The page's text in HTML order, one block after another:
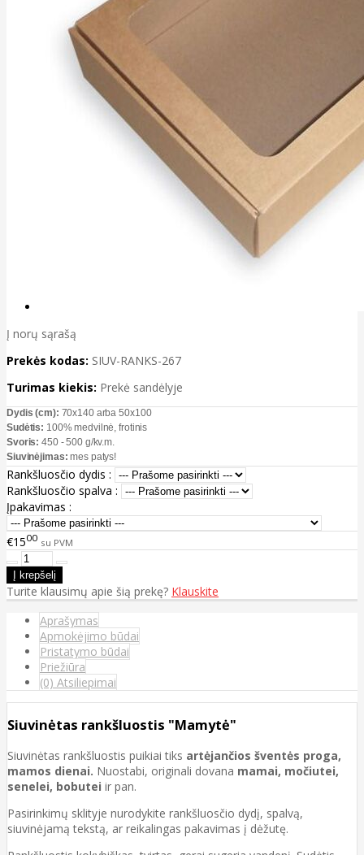
Į norų sąrašą
Prekės kodas: SIUV-RANKS-267
Turimas kiekis: Prekė sandėlyje
Dydis (cm): 70x140 arba 50x100
Sudėtis: 100% medvilnė, frotinis
Svoris: 450 - 500 g/kv.m.
Siuvinėjimas: mes patys!
Rankšluosčio dydis :
Rankšluosčio spalva :
Įpakavimas :
€1500 su PVM
Turite klausimų apie šią prekę? Klauskite
Aprašymas
Apmokėjimo būdai
Pristatymo būdai
Priežiūra
(0) Atsiliepimai
Siuvinėtas rankšluostis "Mamytė"
Siuvinėtas rankšluostis puikiai tiks artėjančios šventės proga,
mamos dienai. Nuostabi, originali dovana mamai, močiutei,
senelei, bobutei ir pan.
Pasirinkimų sklityje nurodykite rankšluosčio dydį, spalvą,
siuvinėjamą tekstą, ar reikalingas pakavimas į dėžutę.